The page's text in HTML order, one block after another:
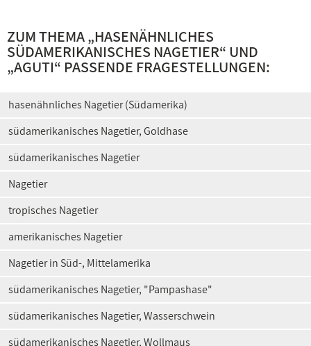
ZUM THEMA „HASENÄHNLICHES
SÜDAMERIKANISCHES NAGETIER“ UND
„AGUTI“ PASSENDE FRAGESTELLUNGEN:
hasenähnliches Nagetier (Südamerika)
südamerikanisches Nagetier, Goldhase
südamerikanisches Nagetier
Nagetier
tropisches Nagetier
amerikanisches Nagetier
Nagetier in Süd-, Mittelamerika
südamerikanisches Nagetier, "Pampashase"
südamerikanisches Nagetier, Wasserschwein
südamerikanisches Nagetier, Wollmaus